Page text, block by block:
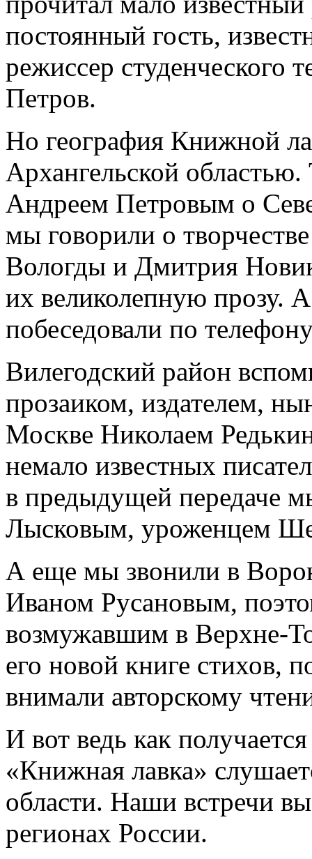
постоянный гость,
режиссер студенческого
Петров.
Но география Книжной
Архангельской
Андреем Петровым о
мы говорили о
Вологды и Дмитрия
их великолепную прозу.
побеседовали по
Вилегодский район
прозаиком, издателем,
Москве Николаем
немало известных
в предыдущей передаче
Лысковым, уроженцем
А еще мы звонили в
Иваном Русановым,
возмужавшим в Верхне-
его новой книге стихов,
внимали авторскому
И вот ведь как
«Книжная лавка»
области. Наши встречи
регионах России.